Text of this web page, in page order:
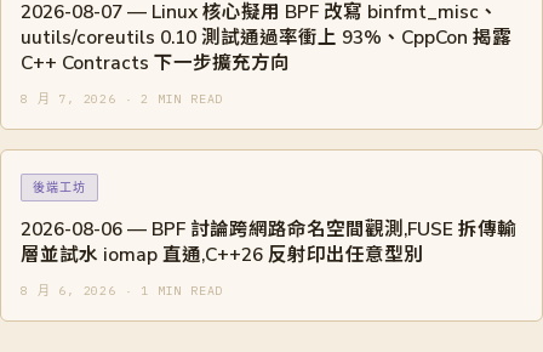
2026-08-07 — Linux 核心擬用 BPF 改寫 binfmt_misc、
uutils/coreutils 0.10 測試通過率衝上 93%、CppCon 揭露
C++ Contracts 下一步擴充方向
8 月 7, 2026 · 2 MIN READ
後端工坊
2026-08-06 — BPF 討論跨網路命名空間觀測,FUSE 拆傳輸
層並試水 iomap 直通,C++26 反射印出任意型別
8 月 6, 2026 · 1 MIN READ